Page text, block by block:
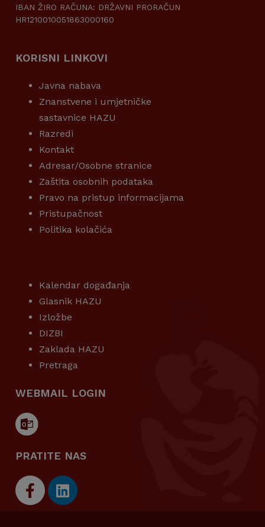
IBAN ŽIRO RAČUNA: DRŽAVNI PRORAČUN
HR1210010051863000160
KORISNI LINKOVI
Javna nabava
Znanstvene i umjetničke
sastavnice HAZU
Razredi
Kontakt
Adresar/Osobne stranice
Zaštita osobnih podataka
Pravo na pristup informacijama
Pristupačnost
Politika kolačića
Kalendar događanja
Glasnik HAZU
Izložbe
DIZBI
Zaklada HAZU
Pretraga
WEBMAIL LOGIN
PRATITE NAS